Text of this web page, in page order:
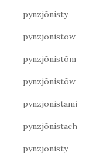
pynzjōnisty
pynzjōnistōw
pynzjōnistōm
pynzjōnistōw
pynzjōnistami
pynzjōnistach
pynzjōnisty